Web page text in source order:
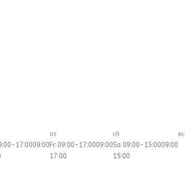
пт сб
вс
17:0009:00Fr 09:00-17:0009:00
17:00
Sa 09:00-15:0009:00
15:00